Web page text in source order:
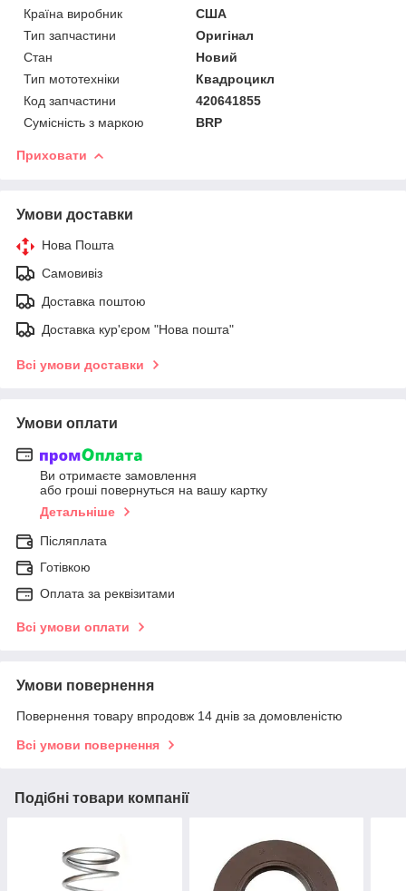
Країна виробник
США
Тип запчастини
Оригінал
Стан
Новий
Тип мототехніки
Квадроцикл
Код запчастини
420641855
Сумісність з маркою
BRP
Приховати
Умови доставки
Нова Пошта
Самовивіз
Доставка поштою
Доставка кур'єром "Нова пошта"
Всі умови доставки
Умови оплати
Ви отримаєте замовлення
або гроші повернуться на вашу картку
Детальніше
Післяплата
Готівкою
Оплата за реквізитами
Всі умови оплати
Умови повернення
Повернення товару впродовж 14 днів за домовленістю
Всі умови повернення
Подібні товари компанії